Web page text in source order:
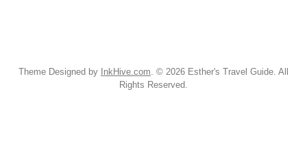
Theme Designed by InkHive.com © 2026 Esther's Travel Guide. All
Rights Reserved.